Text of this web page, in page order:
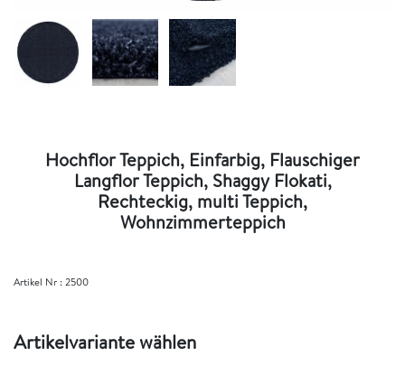
Hochflor Teppich, Einfarbig, Flauschiger
Langflor Teppich, Shaggy Flokati,
Rechteckig, multi Teppich,
Wohnzimmerteppich
Artikel Nr :2500
Artikelvariante wählen